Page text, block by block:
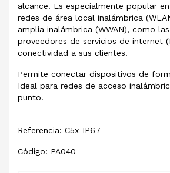
alcance. Es especialmente popular
redes de área local inalámbrica
amplia inalámbrica (WWAN), como
proveedores de servicios de internet
conectividad a sus clientes.
Permite conectar dispositivos de
Ideal para redes de acceso
punto.
Referencia: C5x-IP67
Código: PA040